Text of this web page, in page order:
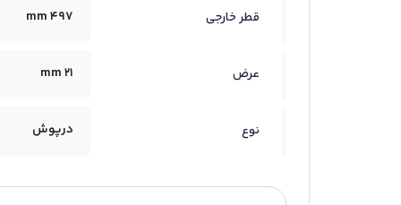
قطر خارجی 497 mm
عرض 21 mm
نوع درپوش